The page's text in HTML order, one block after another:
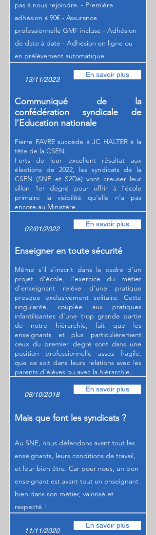
pas à nous rejoindre. - Première
adhésion à 90€ - Assurance
professionnelle GMF incluse - Adhésion
de date à date - Adhésion en ligne ou
en prélèvement automatique
13/11/2023
En savoir plus
Communiqué de la
confédération syndicale de
l’Education nationale
Pierre FAVRE succède à JC HALTER à la
tête de la CSEN.
Forts de leur excellent résultat aux
élections de 2022, les syndicats de la
CSEN (SNE et S2Dé) vont creuser leur
sillon 1er degré pour offrir à l’école
primaire la visibilité qu’elle n’a pas
encore au Ministère.
02/01/2022
En savoir plus
Enseigner en toute sécurité
Même s’il s’inscrit dans le cadre d’un
projet d’école, l’exercice du métier
d’enseignant relève d’une pratique
presque exclusivement solitaire. Cette
singularité, couplée aux pratiques
infantilisantes d’une trop grande partie
de notre hiérarchie, fait que les
enseignants et plus particulièrement
ceux du premier degré sont dans une
position professionnelle assez fragile,
que ce soit dans leurs relations avec les
parents d’élèves ou avec la hiérarchie.
08/10/2018
En savoir plus
Mais que font les syndicats ?
Au SNE, nous défendons avant tout les
enseignants, leurs conditions de travail,
et leur bien être. Car pour nous, un bon
enseignant est avant tout un enseignant
bien dans son métier, valorisé et
respecté !
11/11/2020
En savoir plus